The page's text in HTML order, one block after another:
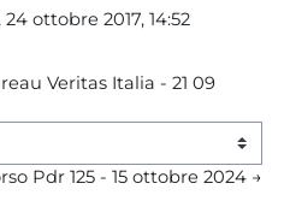
ottobre 2017, 14:52
Veritas Italia - 21 09
Pdr 125 - 15 ottobre 2024 →